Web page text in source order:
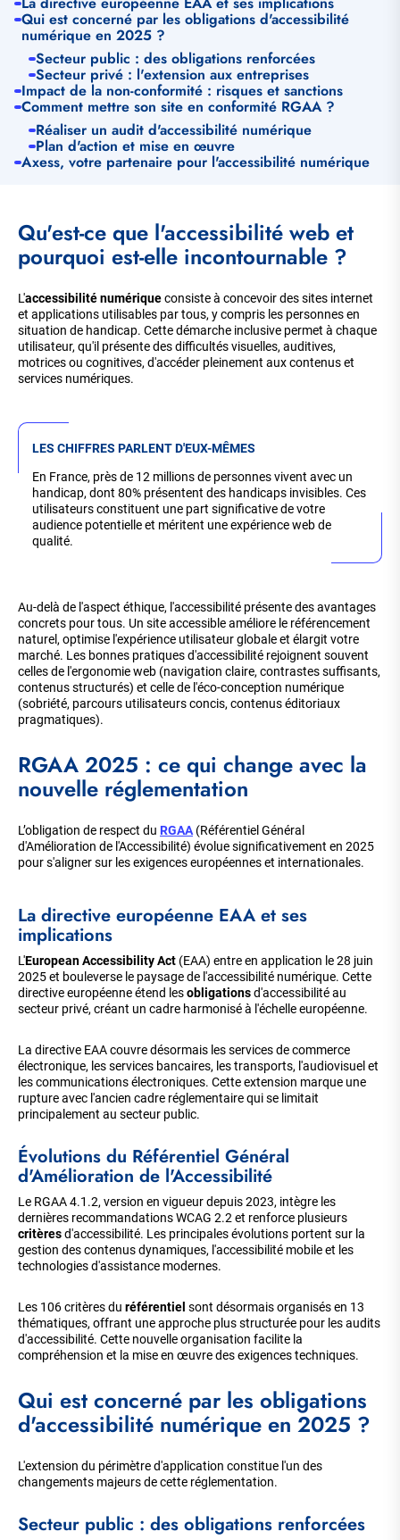
Qui est concerné par les obligations d'accessibilité
numérique en 2025 ?
Secteur public : des obligations renforcées
Secteur privé : l'extension aux entreprises
Impact de la non-conformité : risques et sanctions
Comment mettre son site en conformité RGAA ?
Réaliser un audit d'accessibilité numérique
Plan d'action et mise en œuvre
Axess, votre partenaire pour l'accessibilité numérique
Qu'est-ce que l'accessibilité web et
pourquoi est-elle incontournable ?
L'accessibilité numériqueconsiste à concevoir des sites internet
et applications utilisables par tous, y compris les personnes en
situation de handicap. Cette démarche inclusive permet à chaque
utilisateur, qu'il présente des difficultés visuelles, auditives,
motrices ou cognitives, d'accéder pleinement aux contenus et
services numériques.
LES CHIFFRES PARLENT D'EUX-MÊMES
En France, près de 12 millions de personnes vivent avec un
handicap, dont 80% présentent des handicaps invisibles. Ces
utilisateurs constituent une part significative de votre
audience potentielle et méritent une expérience web de
qualité.
Au-delà de l'aspect éthique, l'accessibilité présente des avantages
concrets pour tous. Un site accessible améliore le référencement
naturel, optimise l'expérience utilisateur globale et élargit votre
marché. Les bonnes pratiques d'accessibilité rejoignent souvent
celles de l'ergonomie web (navigation claire, contrastes suffisants,
contenus structurés) et celle de l'éco-conception numérique
(sobriété, parcours utilisateurs concis, contenus éditoriaux
pragmatiques).
RGAA 2025 : ce qui change avec la
nouvelle réglementation
L’obligation de respect du RGAA (Référentiel Général
d'Amélioration de l'Accessibilité) évolue significativement en 2025
pour s'aligner sur les exigences européennes et internationales.
La directive européenne EAA et ses
implications
L'European Accessibility Act (EAA) entre en application le 28 juin
2025 et bouleverse le paysage de l'accessibilité numérique. Cette
directive européenne étend lesobligationsd'accessibilité au
secteur privé, créant un cadre harmonisé à l'échelle européenne.
La directive EAA couvre désormais les services de commerce
électronique, les services bancaires, les transports, l'audiovisuel et
les communications électroniques. Cette extension marque une
rupture avec l'ancien cadre réglementaire qui se limitait
principalement au secteur public.
Évolutions du Référentiel Général
d'Amélioration de l'Accessibilité
Le RGAA 4.1.2, version en vigueur depuis 2023, intègre les
dernières recommandations WCAG 2.2 et renforce plusieurs
critèresd'accessibilité. Les principales évolutions portent sur la
gestion des contenus dynamiques, l'accessibilité mobile et les
technologies d'assistance modernes.
Les 106 critères du référentiel sont désormais organisés en 13
thématiques, offrant une approche plus structurée pour les audits
d'accessibilité. Cette nouvelle organisation facilite la
compréhension et la mise en œuvre des exigences techniques.
Qui est concerné par les obligations
d'accessibilité numérique en 2025 ?
L'extension du périmètre d'application constitue l'un des
changements majeurs de cette réglementation.
Secteur public : des obligations renforcées